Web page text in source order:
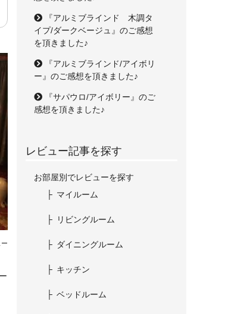
『アルミブラインド 木調タ
イプ/ダークベージュ』のご感想
を頂きました♪
『アルミブラインド/アイボリ
ー』のご感想を頂きました♪
『サパウロ/アイボリー』のご
感想を頂きました♪
レビュー記事を探す
お部屋別でレビューを探す
マイルーム
リビングルーム
ダイニングルーム
キッチン
ベッドルーム